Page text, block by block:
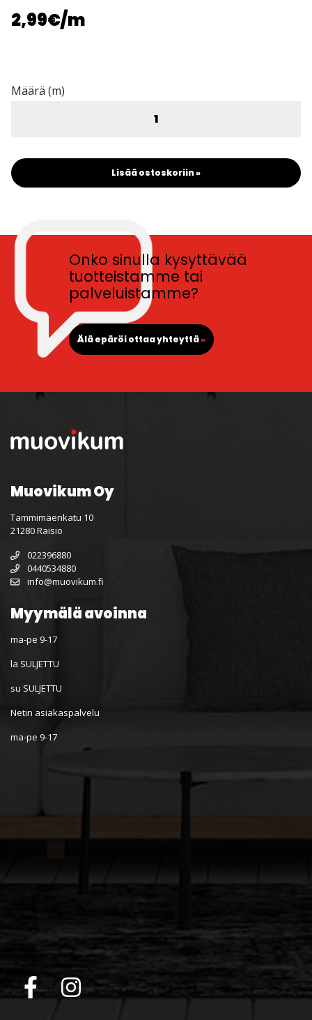
2,99€/m
Määrä (m)
Lisää ostoskoriin »
Onko sinulla kysyttävää
tuotteistamme tai
palveluistamme?
Älä epäröi ottaa yhteyttä»
Muovikum Oy
Tammimäenkatu 10
21280 Raisio
022396880
0440534880
info@muovikum.fi
Myymälä avoinna
ma-pe 9-17
la SULJETTU
su SULJETTU
Netin asiakaspalvelu
ma-pe 9-17